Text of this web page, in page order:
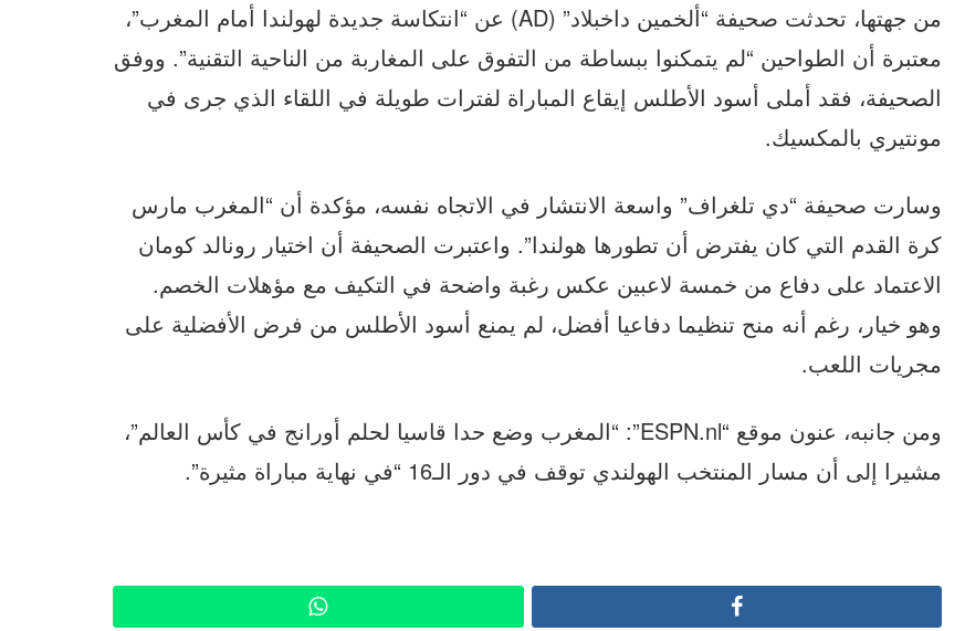
من جهتها، تحدثت صحيفة “ألخمين داخبلاد” (AD) عن “انتكاسة جديدة لهولندا أمام المغرب”،
معتبرة أن الطواحين “لم يتمكنوا ببساطة من التفوق على المغاربة من الناحية التقنية”. ووفق
الصحيفة، فقد أملى أسود الأطلس إيقاع المباراة لفترات طويلة في اللقاء الذي جرى في
مونتيري بالمكسيك.
وسارت صحيفة “دي تلغراف” واسعة الانتشار في الاتجاه نفسه، مؤكدة أن “المغرب مارس
كرة القدم التي كان يفترض أن تطورها هولندا”. واعتبرت الصحيفة أن اختيار رونالد كومان
الاعتماد على دفاع من خمسة لاعبين عكس رغبة واضحة في التكيف مع مؤهلات الخصم.
وهو خيار، رغم أنه منح تنظيما دفاعيا أفضل، لم يمنع أسود الأطلس من فرض الأفضلية على
مجريات اللعب.
ومن جانبه، عنون موقع “ESPN.nl”: “المغرب وضع حدا قاسيا لحلم أورانج في كأس العالم”،
مشيرا إلى أن مسار المنتخب الهولندي توقف في دور الـ16 “في نهاية مباراة مثيرة”.